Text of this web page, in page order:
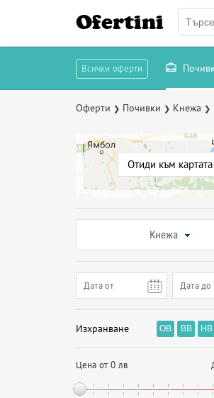
Ofertini
Всички оферти
Оферти ❯ Почивки ❯ Кнежа ❯
Отиди към картата
Кнежа
Изхранване OB BB HB
Цена от 0 лв